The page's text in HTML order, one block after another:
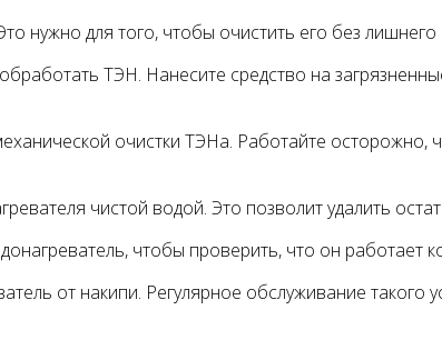
нужно для того, чтобы очистить его без
ТЭН. Нанесите средство на
очистки ТЭНа. Работайте
чистой водой. Это позволит удалить
чтобы проверить, что он работает
от накипи. Регулярное обслуживание такого